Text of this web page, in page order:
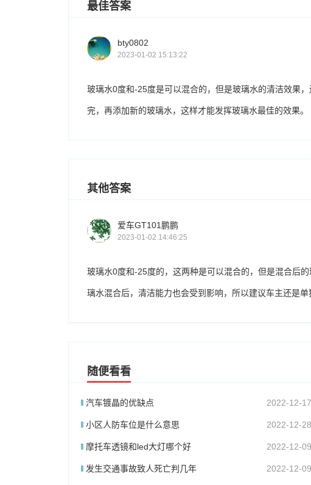
最佳答案
bty0802
2023-01-02 15:13:22
玻璃水0度和-25度是可以混合的，但是玻璃水的清洁效果
完，再添加新的玻璃水，这样才能发挥玻璃水最佳的效果。
其他答案
爱车GT101鹏鹏
2023-01-02 14:46:25
玻璃水0度和-25度的，这两种是可以混合的，但是混合后
璃水混合后，清洁能力也会受到影响，所以建议车主还是单
随便看看
汽车镀晶的优缺点 2022-12-17
小区人防车位是什么意思 2022-12-28
摩托车透镜和led大灯哪个好 2022-12-09
发生交通事故致人死亡判几年 2022-12-09